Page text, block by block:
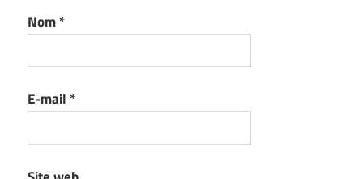
Nom*
E-mail *